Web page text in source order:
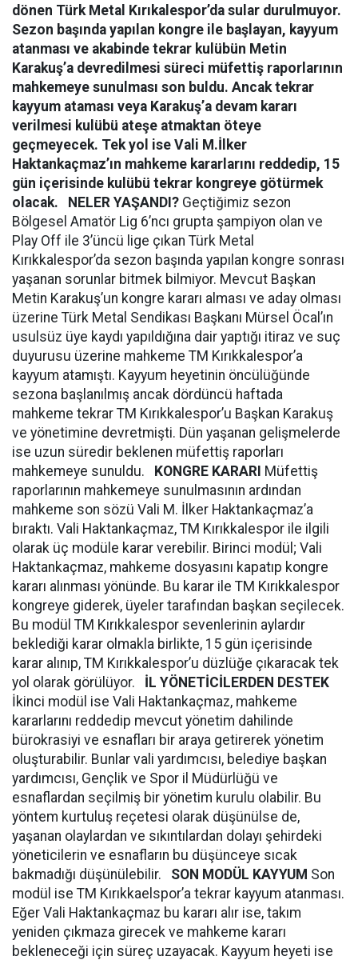
dönen Türk Metal Kırıkalespor’da sular durulmuyor.
Sezon başında yapılan kongre ile başlayan, kayyum
atanması ve akabinde tekrar kulübün Metin
Karakuş’a devredilmesi süreci müfettiş raporlarının
mahkemeye sunulması son buldu. Ancak tekrar
kayyum ataması veya Karakuş’a devam kararı
verilmesi kulübü ateşe atmaktan öteye
geçmeyecek. Tek yol ise Vali M.İlker
Haktankaçmaz’ın mahkeme kararlarını reddedip, 15
gün içerisinde kulübü tekrar kongreye götürmek
olacak.
NELER YAŞANDI? Geçtiğimiz sezon
Bölgesel Amatör Lig 6’ncı grupta şampiyon olan ve
Play Off ile 3’üncü lige çıkan Türk Metal
Kırıkkalespor’da sezon başında yapılan kongre sonrası
yaşanan sorunlar bitmek bilmiyor. Mevcut Başkan
Metin Karakuş’un kongre kararı alması ve aday olması
üzerine Türk Metal Sendikası Başkanı Mürsel Öcal’ın
usulsüz üye kaydı yapıldığına dair yaptığı itiraz ve suç
duyurusu üzerine mahkeme TM Kırıkkalespor’a
kayyum atamıştı. Kayyum heyetinin öncülüğünde
sezona başlanılmış ancak dördüncü haftada
mahkeme tekrar TM Kırıkkalespor’u Başkan Karakuş
ve yönetimine devretmişti. Dün yaşanan gelişmelerde
ise uzun süredir beklenen müfettiş raporları
mahkemeye sunuldu.
KONGRE KARARI Müfettiş
raporlarının mahkemeye sunulmasının ardından
mahkeme son sözü Vali M. İlker Haktankaçmaz’a
bıraktı. Vali Haktankaçmaz, TM Kırıkkalespor ile ilgili
olarak üç modüle karar verebilir. Birinci modül; Vali
Haktankaçmaz, mahkeme dosyasını kapatıp kongre
kararı alınması yönünde. Bu karar ile TM Kırıkkalespor
kongreye giderek, üyeler tarafından başkan seçilecek.
Bu modül TM Kırıkkalespor sevenlerinin aylardır
beklediği karar olmakla birlikte, 15 gün içerisinde
karar alınıp, TM Kırıkkalespor’u düzlüğe çıkaracak tek
yol olarak görülüyor. İL YÖNETİCİLERDEN DESTEK
İkinci modül ise Vali Haktankaçmaz, mahkeme
kararlarını reddedip mevcut yönetim dahilinde
bürokrasiyi ve esnafları bir araya getirerek yönetim
oluşturabilir. Bunlar vali yardımcısı, belediye başkan
yardımcısı, Gençlik ve Spor il Müdürlüğü ve
esnaflardan seçilmiş bir yönetim kurulu olabilir. Bu
yöntem kurtuluş reçetesi olarak düşünülse de,
yaşanan olaylardan ve sıkıntılardan dolayı şehirdeki
yöneticilerin ve esnafların bu düşünceye sıcak
bakmadığı düşünülebilir. SON MODÜL KAYYUM Son
modül ise TM Kırıkkaelspor’a tekrar kayyum atanması.
Eğer Vali Haktankaçmaz bu kararı alır ise, takım
yeniden çıkmaza girecek ve mahkeme kararı
bekleneceği için süreç uzayacak. Kayyum heyeti ise